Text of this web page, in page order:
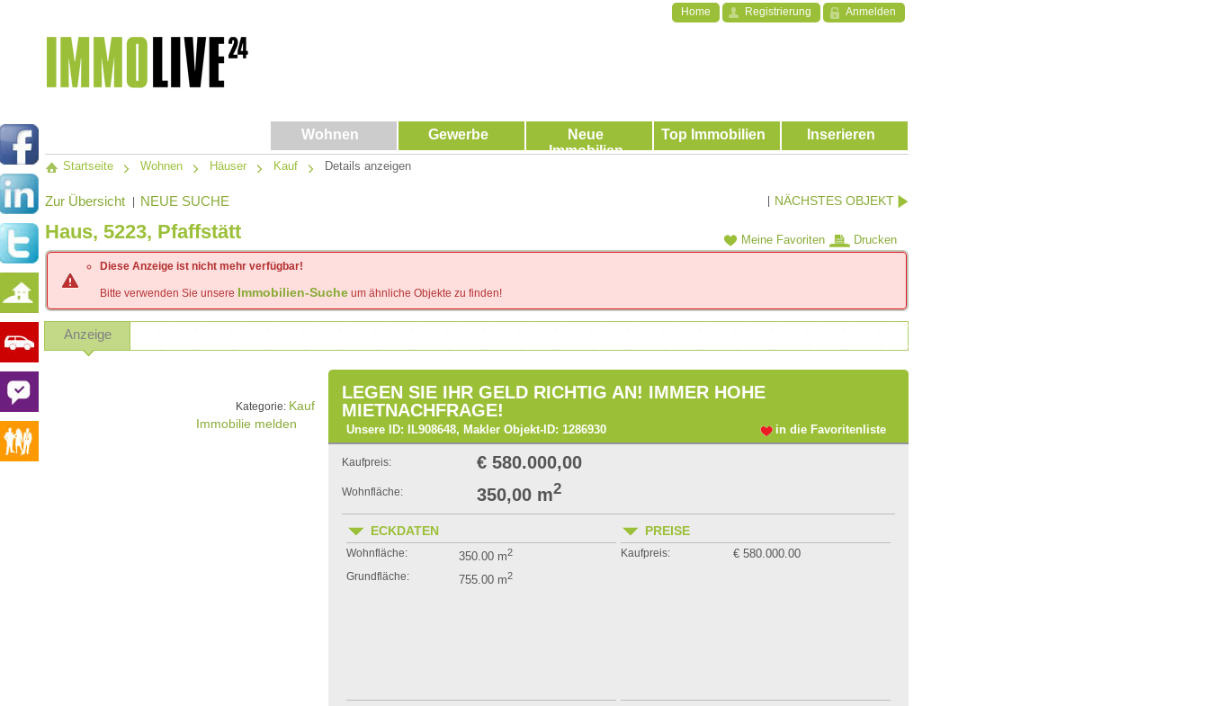
Home Registrierung Anmelden
Wohnen Gewerbe
Neue
Immobilien
Top Immobilien Inserieren
Startseite Wohnen Häuser Kauf Details anzeigen
Zur Übersicht | NEUE SUCHE NÄCHSTES OBJEKT
Haus, 5223, Pfaffstätt Meine Favoriten Drucken
Diese Anzeige ist nicht mehr verfügbar!
Bitte verwenden Sie unsere Immobilien-Suche um ähnliche Objekte zu finden!
Anzeige
Kategorie: Kauf
Immobilie melden
LEGEN SIE IHR GELD RICHTIG AN! IMMER HOHE
MIETNACHFRAGE!
Unsere ID: IL908648, Makler Objekt-ID: 1286930 in die Favoritenliste
Kaufpreis: € 580.000,00
Wohnfläche: 350,00 m2
ECKDATEN
Wohnfläche: 350.00 m2
Grundfläche: 755.00 m2
PREISE
Kaufpreis: € 580.000.00